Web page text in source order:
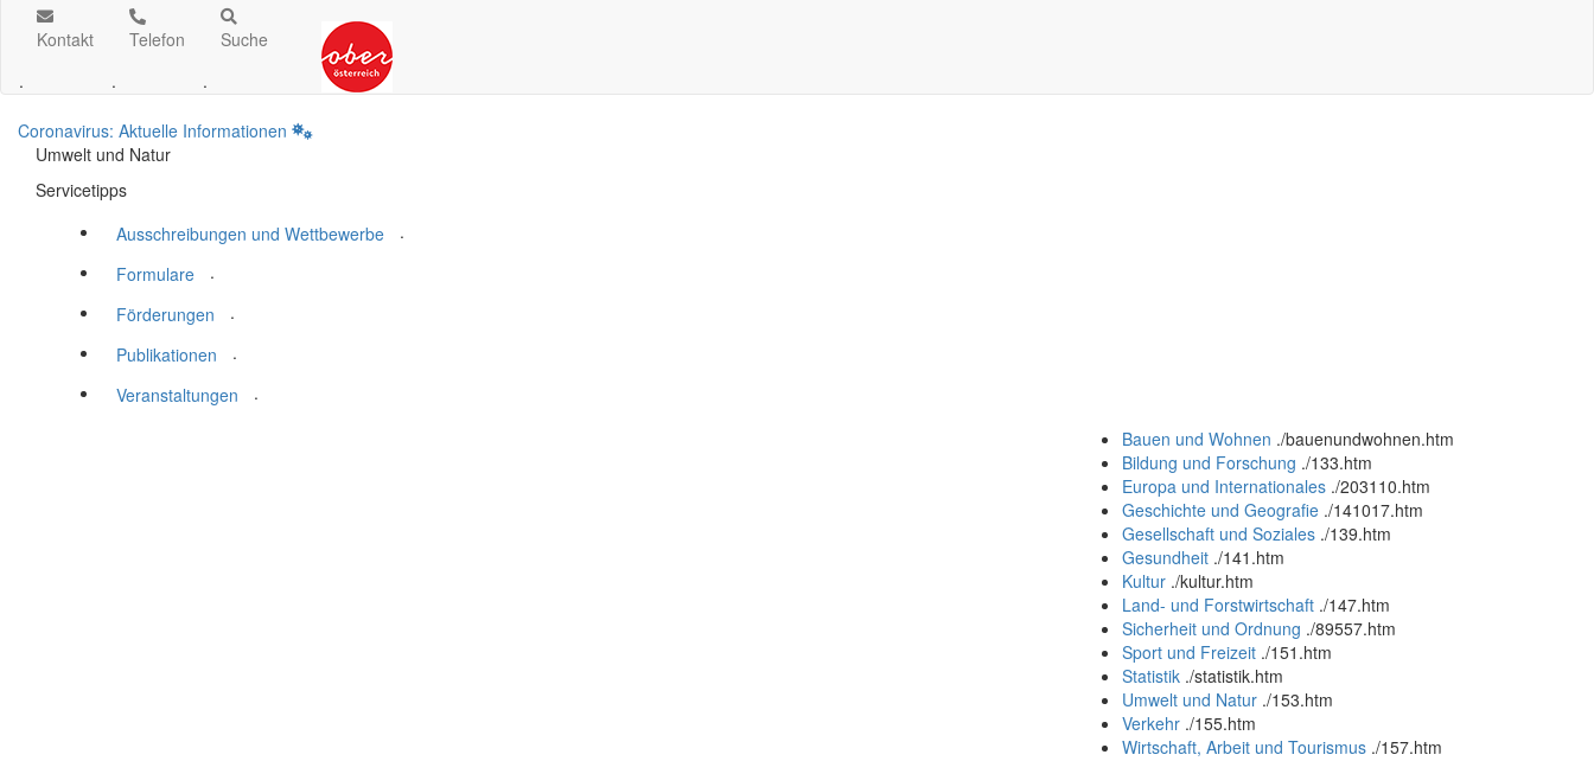
Kontakt
.
Telefon
.
Suche
.
Coronavirus: Aktuelle Informationen
Umwelt und Natur
Servicetipps
Ausschreibungen und Wettbewerbe
.
Formulare
.
Förderungen
.
Publikationen
.
Veranstaltungen
.
Bauen und Wohnen ./bauenundwohnen.htm
Bildung und Forschung ./133.htm
Europa und Internationales ./203110.htm
Geschichte und Geografie ./141017.htm
Gesellschaft und Soziales ./139.htm
Gesundheit ./141.htm
Kultur ./kultur.htm
Land- und Forstwirtschaft ./147.htm
Sicherheit und Ordnung ./89557.htm
Sport und Freizeit ./151.htm
Statistik ./statistik.htm
Umwelt und Natur ./153.htm
Verkehr ./155.htm
Wirtschaft, Arbeit und Tourismus ./157.htm